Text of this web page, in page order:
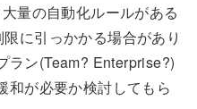
量の自動化ルールがある
に引っかかる場合があり
ラン(Team? Enterprise?)
和が必要か検討してもら